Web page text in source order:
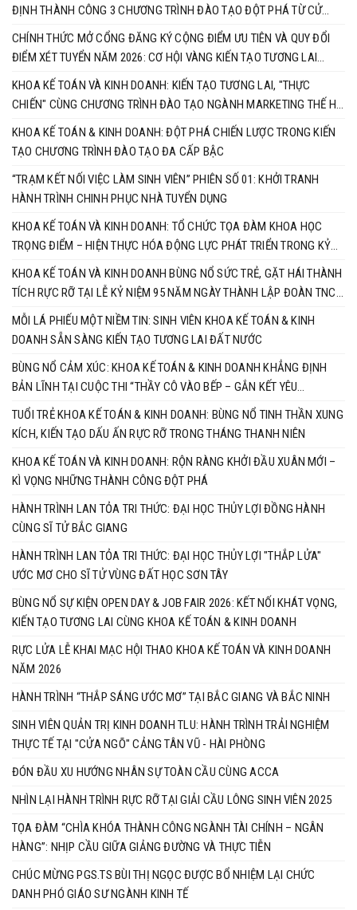
ĐỊNH THÀNH CÔNG 3 CHƯƠNG TRÌNH ĐÀO TẠO ĐỘT PHÁ TỪ CỬ
NHÂN ĐẾN TIẾN SĨ
CHÍNH THỨC MỞ CỔNG ĐĂNG KÝ CỘNG ĐIỂM ƯU TIÊN VÀ QUY ĐỔI
ĐIỂM XÉT TUYỂN NĂM 2026: CƠ HỘI VÀNG KIẾN TẠO TƯƠNG LAI
CÙNG KHOA KẾ TOÁN & KINH DOANH
KHOA KẾ TOÁN VÀ KINH DOANH: KIẾN TẠO TƯƠNG LAI, "THỰC
CHIẾN" CÙNG CHƯƠNG TRÌNH ĐÀO TẠO NGÀNH MARKETING THẾ HỆ
KHOA KẾ TOÁN & KINH DOANH: ĐỘT PHÁ CHIẾN LƯỢC TRONG KIẾN
TẠO CHƯƠNG TRÌNH ĐÀO TẠO ĐA CẤP BẬC
“TRẠM KẾT NỐI VIỆC LÀM SINH VIÊN” PHIÊN SỐ 01: KHỞI TRANH
HÀNH TRÌNH CHINH PHỤC NHÀ TUYỂN DỤNG
KHOA KẾ TOÁN VÀ KINH DOANH: TỔ CHỨC TỌA ĐÀM KHOA HỌC
TRỌNG ĐIỂM – HIỆN THỰC HÓA ĐỘNG LỰC PHÁT TRIỂN TRONG KỶ
NGUYÊN MỚI
KHOA KẾ TOÁN VÀ KINH DOANH BÙNG NỔ SỨC TRẺ, GẶT HÁI THÀNH
TÍCH RỰC RỠ TẠI LỄ KỶ NIỆM 95 NĂM NGÀY THÀNH LẬP ĐOÀN TNCS
HỒ CHÍ MINH
MỖI LÁ PHIẾU MỘT NIỀM TIN: SINH VIÊN KHOA KẾ TOÁN & KINH
DOANH SẴN SÀNG KIẾN TẠO TƯƠNG LAI ĐẤT NƯỚC
BÙNG NỔ CẢM XÚC: KHOA KẾ TOÁN & KINH DOANH KHẲNG ĐỊNH
BẢN LĨNH TẠI CUỘC THI “THẦY CÔ VÀO BẾP – GẮN KẾT YÊU
THƯƠNG”
TUỔI TRẺ KHOA KẾ TOÁN & KINH DOANH: BÙNG NỔ TINH THẦN XUNG
KÍCH, KIẾN TẠO DẤU ẤN RỰC RỠ TRONG THÁNG THANH NIÊN
KHOA KẾ TOÁN VÀ KINH DOANH: RỘN RÀNG KHỞI ĐẦU XUÂN MỚI –
KÌ VỌNG NHỮNG THÀNH CÔNG ĐỘT PHÁ
HÀNH TRÌNH LAN TỎA TRI THỨC: ĐẠI HỌC THỦY LỢI ĐỒNG HÀNH
CÙNG SĨ TỬ BẮC GIANG
HÀNH TRÌNH LAN TỎA TRI THỨC: ĐẠI HỌC THỦY LỢI "THẮP LỬA"
ƯỚC MƠ CHO SĨ TỬ VÙNG ĐẤT HỌC SƠN TÂY
BÙNG NỔ SỰ KIỆN OPEN DAY & JOB FAIR 2026: KẾT NỐI KHÁT VỌNG,
KIẾN TẠO TƯƠNG LAI CÙNG KHOA KẾ TOÁN & KINH DOANH
RỰC LỬA LỄ KHAI MẠC HỘI THAO KHOA KẾ TOÁN VÀ KINH DOANH
NĂM 2026
HÀNH TRÌNH “THẮP SÁNG ƯỚC MƠ” TẠI BẮC GIANG VÀ BẮC NINH
SINH VIÊN QUẢN TRỊ KINH DOANH TLU: HÀNH TRÌNH TRẢI NGHIỆM
THỰC TẾ TẠI "CỬA NGÕ" CẢNG TÂN VŨ - HÀI PHÒNG
ĐÓN ĐẦU XU HƯỚNG NHÂN SỰ TOÀN CẦU CÙNG ACCA
NHÌN LẠI HÀNH TRÌNH RỰC RỠ TẠI GIẢI CẦU LÔNG SINH VIÊN 2025
TỌA ĐÀM “CHÌA KHÓA THÀNH CÔNG NGÀNH TÀI CHÍNH – NGÂN
HÀNG”: NHỊP CẦU GIỮA GIẢNG ĐƯỜNG VÀ THỰC TIỄN
CHÚC MỪNG PGS.TS BÙI THỊ NGỌC ĐƯỢC BỔ NHIỆM LẠI CHỨC
DANH PHÓ GIÁO SƯ NGÀNH KINH TẾ